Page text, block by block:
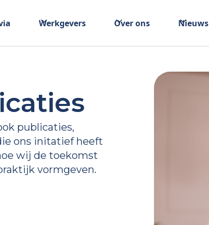
Werkgevers Over ons Nieuws
publicaties,
ons initatief heeft
wij de toekomst
vormgeven.